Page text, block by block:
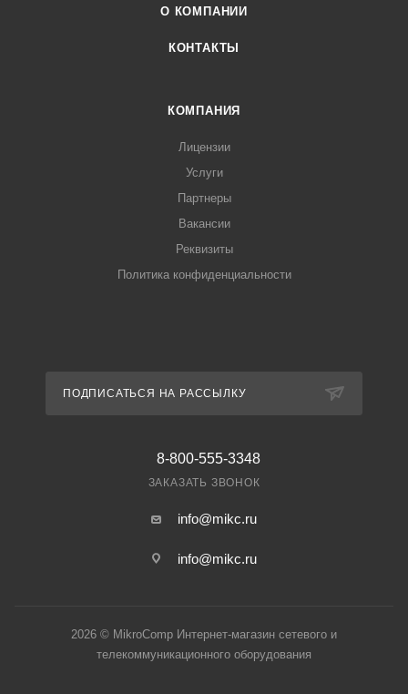
О КОМПАНИИ
КОНТАКТЫ
КОМПАНИЯ
Лицензии
Услуги
Партнеры
Вакансии
Реквизиты
Политика конфиденциальности
ПОДПИСАТЬСЯ НА РАССЫЛКУ
8-800-555-3348
ЗАКАЗАТЬ ЗВОНОК
info@mikc.ru
info@mikc.ru
2026 © MikroComp Интернет-магазин сетевого и
телекоммуникационного оборудования